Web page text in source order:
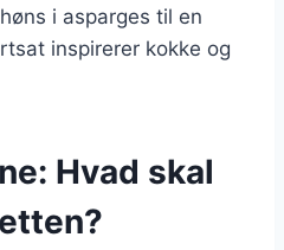
i asparges til en
inspirerer kokke og
Hvad skal